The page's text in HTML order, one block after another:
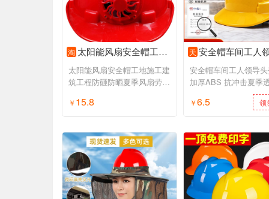
淘 太阳能风扇安全帽工地施工建筑工程防砸防晒夏季风扇劳保安全头盔
太阳能风扇安全帽工地施工建
筑工程防砸防晒夏季风扇劳保
￥ 15.8
天 安全帽车间工人领导头盔国标加厚ABS 抗冲击夏季透气电
安全帽车间工人领导
加厚ABS 抗冲击夏季
￥6.5 领